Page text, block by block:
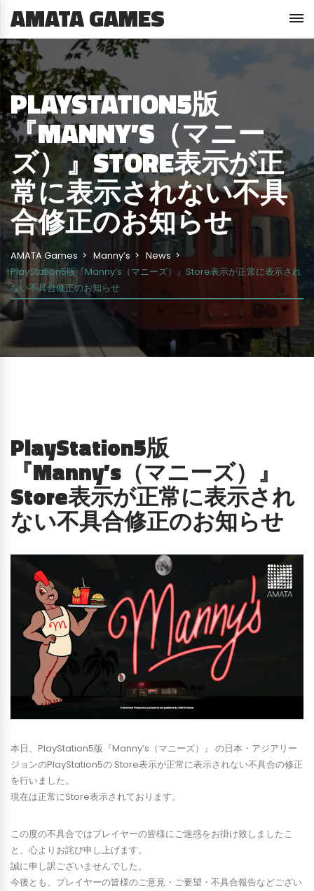
AMATA GAMES
PLAYSTATION5版
『MANNY’S（マニー
ズ）』STORE表示が正
常に表示されない不具
合修正のお知らせ
AMATA Games Manny’s
News
PlayStation5版『Manny’s（マニーズ）』Store表示が正常に表示され
ない不具合修正のお知らせ
PlayStation5版
『Manny’s（マニーズ）』
Store表示が正常に表示され
ない不具合修正のお知らせ
本日、PlayStation5版『Manny’s（マニーズ）』 の日本・アジアリー
ジョンのPlayStation5の Store表示が正常に表示されない不具合の修正
を行いました。
現在は正常にStore表示されております。
この度の不具合ではプレイヤーの皆様にご迷惑をお掛け致しましたこ
と、心よりお詫び申し上げます。
誠に申し訳ございませんでした。
今後とも、プレイヤーの皆様のご意見・ご要望・不具合報告などござい